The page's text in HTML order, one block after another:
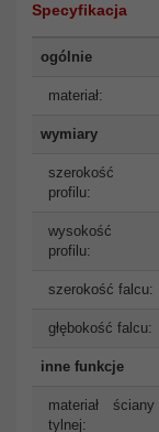
Specyfikacja
ogólnie
materiał:
wymiary
szerokość
profilu:
wysokość
profilu:
szerokość falcu:
głębokość falcu:
inne funkcje
materiał ściany
tylnej: